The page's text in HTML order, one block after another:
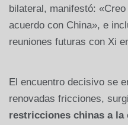
bilateral, manifestó:
acuerdo con China», e
reuniones futuras con Xi
El encuentro decisivo se
renovadas fricciones,
restricciones chinas a